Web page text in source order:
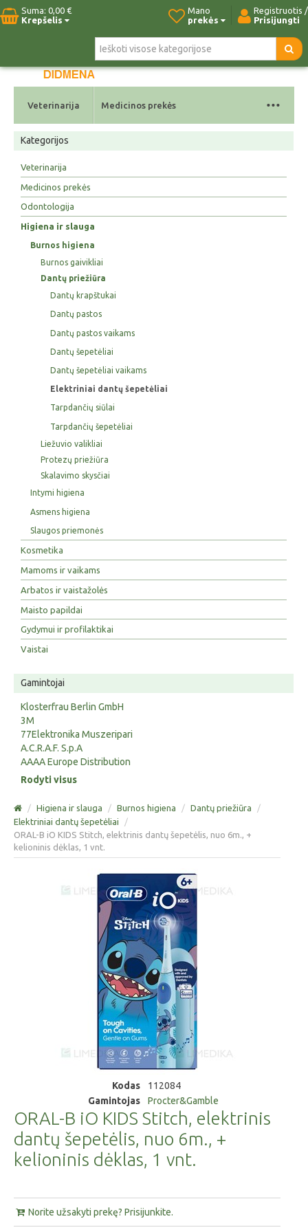
Suma: 0,00 €
Krepšelis
Registruotis /
Prisijungti
Mano
prekės
Pradžia Naujos prekės Kontaktai
Veterinarija Medicinos prekės ...
Kategorijos
Veterinarija
Medicinos prekės
Odontologija
Higiena ir slauga
Burnos higiena
Burnos gaivikliai
Dantų priežiūra
Dantų krapštukai
Dantų pastos
Dantų pastos vaikams
Dantų šepetėliai
Dantų šepetėliai vaikams
Elektriniai dantų šepetėliai
Tarpdančių siūlai
Tarpdančių šepetėliai
Liežuvio valikliai
Protezų priežiūra
Skalavimo skysčiai
Intymi higiena
Asmens higiena
Slaugos priemonės
Kosmetika
Mamoms ir vaikams
Arbatos ir vaistažolės
Maisto papildai
Gydymui ir profilaktikai
Vaistai
Gamintojai
Klosterfrau Berlin GmbH
3M
77Elektronika Muszeripari
A.C.R.A.F. S.p.A
AAAA Europe Distribution
Rodyti visus
/ Higiena ir slauga / Burnos higiena / Dantų priežiūra
/
Elektriniai dantų šepetėliai
/
ORAL-B iO KIDS Stitch, elektrinis dantų šepetėlis, nuo 6m., +
kelioninis dėklas, 1 vnt.
Kodas
112084
Gamintojas
Procter&Gamble
ORAL-B iO KIDS Stitch, elektrinis
dantų šepetėlis, nuo 6m., +
kelioninis dėklas, 1 vnt.
Norite užsakyti prekę? Prisijunkite.